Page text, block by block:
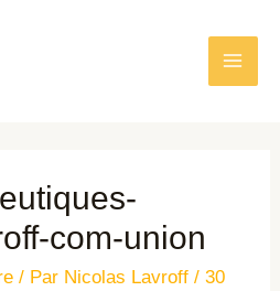
com-union
/ Par Nicolas Lavroff/30